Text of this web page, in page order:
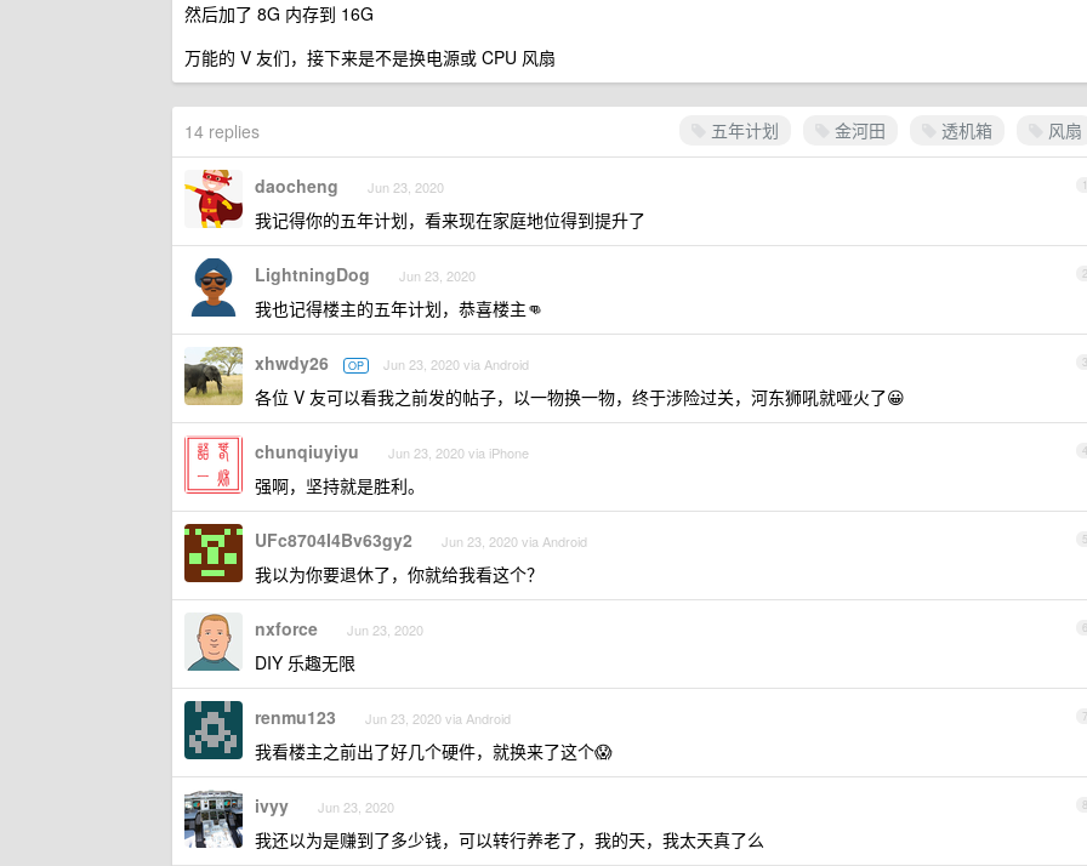
然后加了 8G 内存到 16G
万能的 V 友们，接下来是不是换电源或 CPU 风扇
五年计划 金河田 透机箱 风扇
14 replies
1
daocheng Jun 23, 2020
我记得你的五年计划，看来现在家庭地位得到提升了
2
LightningDog Jun 23, 2020
我也记得楼主的五年计划，恭喜楼主👊
3
xhwdy26 OP Jun 23, 2020 via Android
各位 V 友可以看我之前发的帖子，以一物换一物，终于涉险过关，河东狮吼就哑火了😀
4
chunqiuyiyu Jun 23, 2020 via iPhone
强啊，坚持就是胜利。
5
UFc8704I4Bv63gy2 Jun 23, 2020 via Android
我以为你要退休了，你就给我看这个？
6
nxforce Jun 23, 2020
DIY 乐趣无限
7
renmu123 Jun 23, 2020 via Android
我看楼主之前出了好几个硬件，就换来了这个😱
8
ivyy Jun 23, 2020
我还以为是赚到了多少钱，可以转行养老了，我的天，我太天真了么